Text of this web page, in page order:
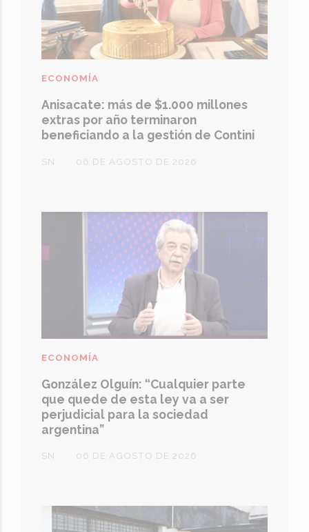
Anisacate: más de $1.000 millones
extras por año terminaron
beneficiando a la gestión de Contini
SN
ECONOMÍA
06 DE AGOSTO DE 2026
González Olguín: “Cualquier parte
que quede de esta ley va a ser
perjudicial para la sociedad
argentina”
SN
ECONOMÍA
06 DE AGOSTO DE 2026